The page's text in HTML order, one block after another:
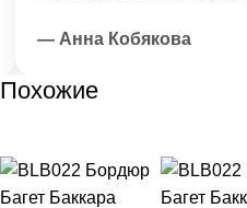
— Анна Кобякова
Похожие